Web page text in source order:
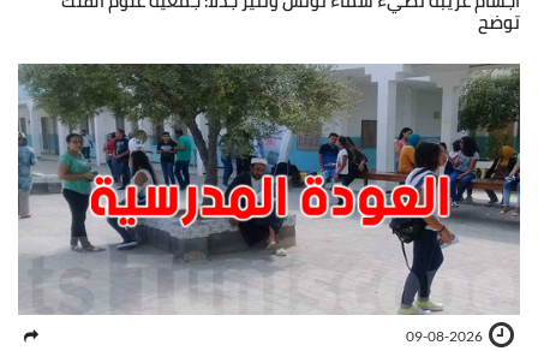
توضح
09-08-2026